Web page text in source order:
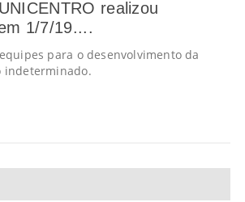
realizou
1/7/19....
para o desenvolvimento da
indeterminado.